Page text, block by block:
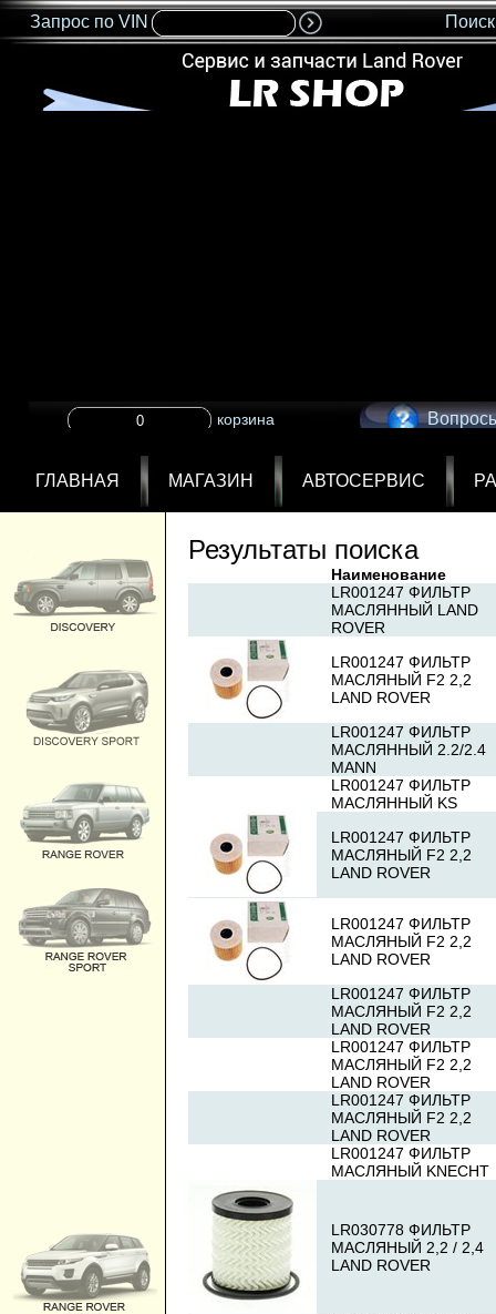
Запрос по VIN
ГЛАВНАЯ МАГАЗИН АВТОСЕРВИС
корзина
Результаты поиска
Наименование
LR001247 ФИЛЬТР
МАСЛЯННЫЙ LAND
ROVER
LR001247 ФИЛЬТР
МАСЛЯНЫЙ F2 2,2
LAND ROVER
LR001247 ФИЛЬТР
МАСЛЯННЫЙ 2.2/2.4
MANN
LR001247 ФИЛЬТР
МАСЛЯННЫЙ KS
LR001247 ФИЛЬТР
МАСЛЯНЫЙ F2 2,2
LAND ROVER
LR001247 ФИЛЬТР
МАСЛЯНЫЙ F2 2,2
LAND ROVER
LR001247 ФИЛЬТР
МАСЛЯНЫЙ F2 2,2
LAND ROVER
LR001247 ФИЛЬТР
МАСЛЯНЫЙ F2 2,2
LAND ROVER
LR001247 ФИЛЬТР
МАСЛЯНЫЙ F2 2,2
LAND ROVER
LR001247 ФИЛЬТР
МАСЛЯНЫЙ KNECHT
LR030778 ФИЛЬТР
МАСЛЯНЫЙ 2,2 / 2,4
LAND ROVER